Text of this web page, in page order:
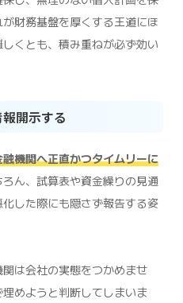
財務基盤を厚くする王道にほ
くとも、積み重ねが必ず効い
開示する
機関へ正直かつタイムリーに
ん、試算表や資金繰りの見通
した際にも隠さず報告する姿
は会社の実態をつかめませ
めようと判断してしまいま